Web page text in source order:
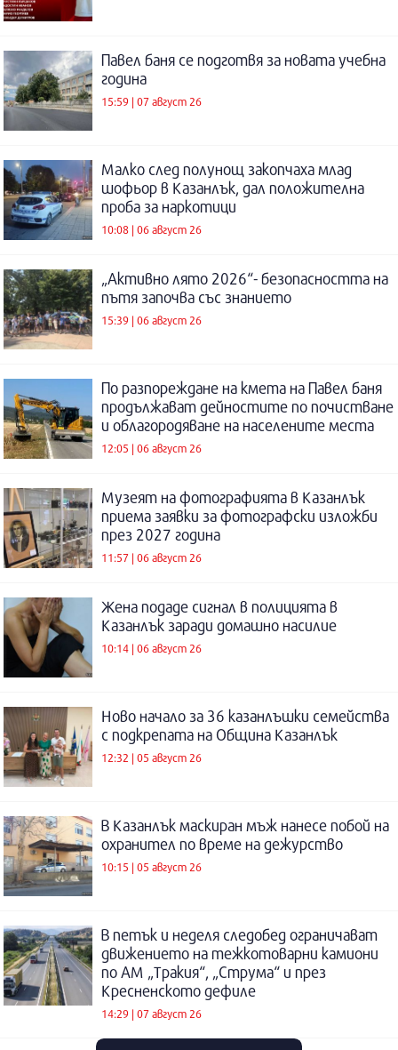
Павел баня се подготвя за новата учебна
година
15:59 | 07 август 26
Малко след полунощ закопчаха млад
шофьор в Казанлък, дал положителна
проба за наркотици
10:08 | 06 август 26
„Активно лято 2026“- безопасността на
пътя започва със знанието
15:39 | 06 август 26
По разпореждане на кмета на Павел баня
продължават дейностите по почистване
и облагородяване на населените места
12:05 | 06 август 26
Музеят на фотографията в Казанлък
приема заявки за фотографски изложби
през 2027 година
11:57 | 06 август 26
Жена подаде сигнал в полицията в
Казанлък заради домашно насилие
10:14 | 06 август 26
Ново начало за 36 казанлъшки семейства
с подкрепата на Община Казанлък
12:32 | 05 август 26
В Казанлък маскиран мъж нанесе побой на
охранител по време на дежурство
10:15 | 05 август 26
В петък и неделя следобед ограничават
движението на тежкотоварни камиони
по АМ „Тракия“, „Струма“ и през
Кресненското дефиле
14:29 | 07 август 26